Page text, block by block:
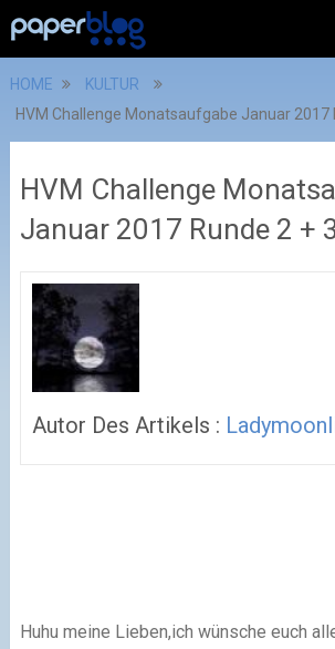
HOME
KULTUR
HVM Challenge Monatsaufgabe Januar 2017
HVM Challenge
Januar 2017 Runde 2 +
Autor Des Artikels :
Huhu meine Lieben,ich wünsche euch